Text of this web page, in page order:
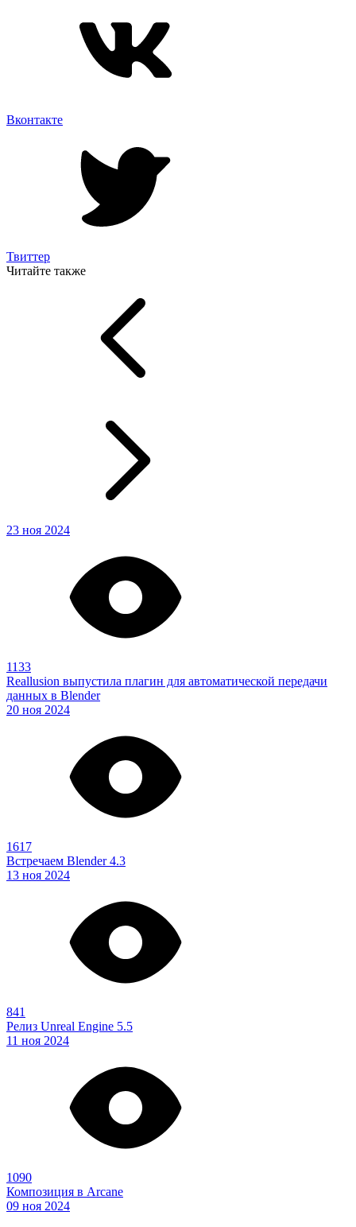
Вконтакте
Твиттер
Читайте также
23 ноя 2024
1133
Reallusion выпустила плагин для автоматической передачи
данных в Blender
20 ноя 2024
1617
Встречаем Blender 4.3
13 ноя 2024
841
Релиз Unreal Engine 5.5
11 ноя 2024
1090
Композиция в Arcane
09 ноя 2024